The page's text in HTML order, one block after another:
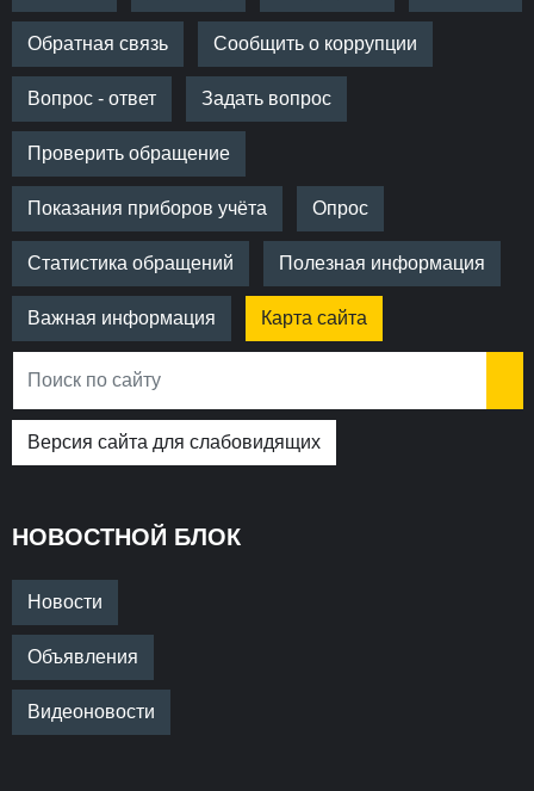
Обратная связь Сообщить о коррупции
Вопрос - ответ Задать вопрос
Проверить обращение
Показания приборов учёта Опрос
Статистика обращений Полезная информация
Важная информация Карта сайта
Версия сайта для слабовидящих
НОВОСТНОЙ БЛОК
Новости
Объявления
Видеоновости